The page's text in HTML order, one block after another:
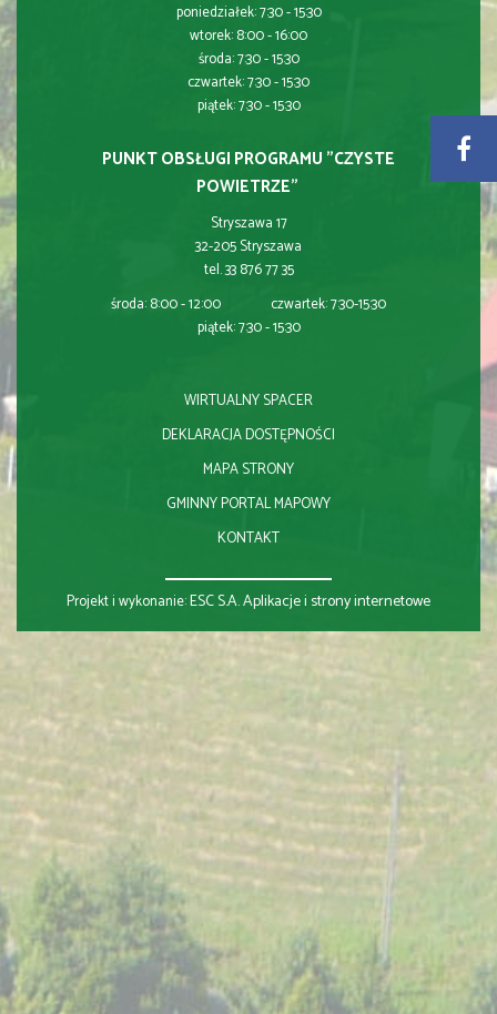
poniedziałek: 7:30 - 15:30
wtorek: 8:00 - 16:00
środa: 7:30 - 15:30
czwartek: 7:30 - 15:30
piątek: 7:30 - 15:30
PUNKT OBSŁUGI PROGRAMU "CZYSTE
POWIETRZE"
Stryszawa 17
32-205 Stryszawa
tel. 33 876 77 35
środa: 8:00 - 12:00 czwartek: 7:30-15:30
piątek: 7:30 - 15:30
WIRTUALNY SPACER
DEKLARACJA DOSTĘPNOŚCI
MAPA STRONY
GMINNY PORTAL MAPOWY
KONTAKT
Projekt i wykonanie:ESC S.A.Aplikacje i strony internetowe